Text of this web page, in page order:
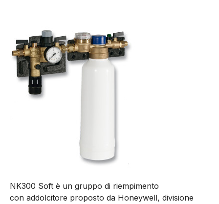
NK300 Soft è un gruppo di riempimento
con addolcitore proposto da Honeywell, divisione